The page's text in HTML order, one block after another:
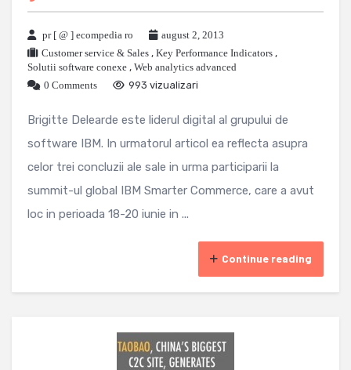
pr [ @ ] ecompedia ro
august 2, 2013
Customer service & Sales , Key Performance Indicators ,
Solutii software conexe , Web analytics advanced
0 Comments
993 vizualizari
Brigitte Delearde este liderul digital al grupului de
software IBM. In urmatorul articol ea reflecta asupra
celor trei concluzii ale sale in urma participarii la
summit-ul global IBM Smarter Commerce, care a avut
loc in perioada 18-20 iunie in ...
Continue reading